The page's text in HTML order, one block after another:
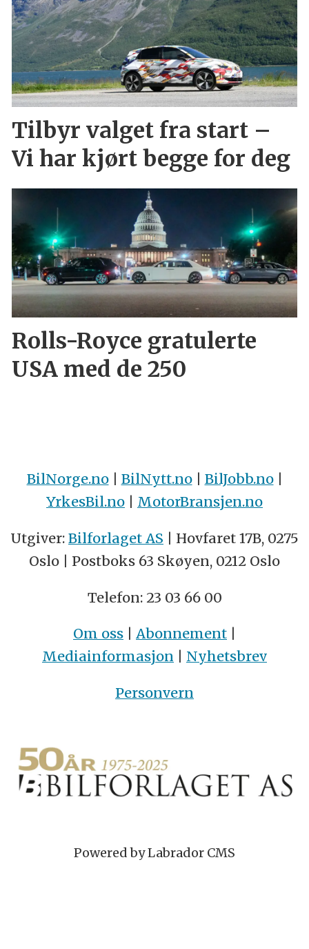
Tilbyr valget fra start –
Vi har kjørt begge for deg
Rolls-Royce gratulerte
USA med de 250
BilNorge.no| BilNytt.no| BilJobb.no|
YrkesBil.no | MotorBransjen.no
Utgiver: Bilforlaget AS | Hovfaret 17B, 0275
Oslo | Postboks 63 Skøyen, 0212 Oslo
Telefon: 23 03 66 00
Om oss Abonnement
Mediainformasjon
Nyhetsbrev
Personvern
Powered by Labrador CMS